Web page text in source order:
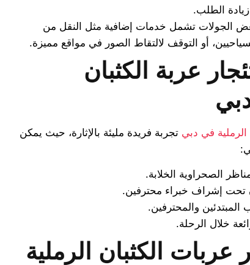
الطلب.
الجولات تشمل خدمات إضافية مثل النقل من
أو التوقف لالتقاط الصور في مواقع مميزة.
عربة الكثبان
في دبي تجربة فريدة مليئة بالإثارة، حيث يمكن
الصحراوية الخلابة.
تحت إشراف خبراء محترفين.
والمحترفين.
خلال الرحلة.
عربات الكثبان الرملية